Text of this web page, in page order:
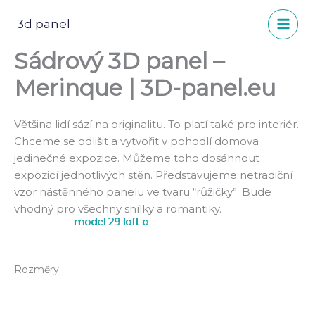
3d panel
Sádrový 3D panel –
Merinque | 3D-panel.eu
Většina lidí sází na originalitu. To platí také pro interiér.
Chceme se odlišit a vytvořit v pohodlí domova
jedinečné expozice. Můžeme toho dosáhnout
expozicí jednotlivých stěn. Představujeme netradiční
vzor nástěnného panelu ve tvaru “růžičky”. Bude
vhodný pro všechny snílky a romantiky.
Rozměry:
model 29 loft c
model 29 loft b